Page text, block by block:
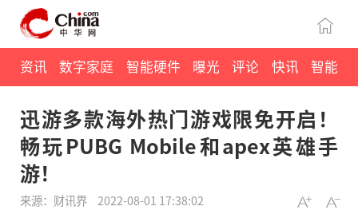
资讯 数字家庭 智能硬件 曝光 评论 快讯 智能
迅游多款海外热门游戏限免开启！
畅玩PUBG Mobile和apex英雄手
游！
来源：财讯界 2022-08-01 17:38:02